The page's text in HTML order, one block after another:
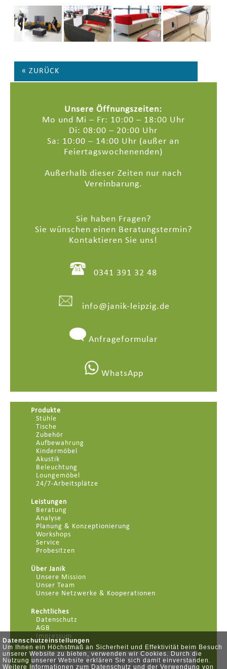
Datenschutzeinstellungen
Um Ihnen ein Höchstmaß an Sicherheit und Effektivität beim Besuch
unserer Website zu bieten, verwenden wir Cookies. Durch die
Nutzung unserer Website erklären Sie sich damit einverstanden.
Weitere Informationen zum Datenschutz und der Verwendung von
« ZURÜCK
Unsere Öffnungszeiten:
Mo und Mi – Fr: 10:00 – 18:00 Uhr
Di: 08:00 – 20:00 Uhr
Sa: 10:00 – 14:00 Uhr (außer an
Feiertagswochenenden)
Außerhalb dieser Zeiten nur nach
Vereinbarung.
Sie haben Fragen?
Sie wünschen einen Beratungstermin?
Kontaktieren Sie uns!
0341 391 32 48
info@janik-leipzig.de
Anfrageformular
WhatsApp
Produkte
Stühle
Tische
Zubehör
Aufbewahrung
Kindermöbel
Akustik
Beleuchtung
Loungemöbel
24/7-Arbeitsplätze
Leistungen
Beratung
Analyse
Planung & Konzeptionierung
Workshops
Service
Probesitzen
Über Janik
Unsere Mission
Unser Team
Unsere Netzwerke & Kooperationen
Rechtliches
Datenschutz
AGB
Impressum